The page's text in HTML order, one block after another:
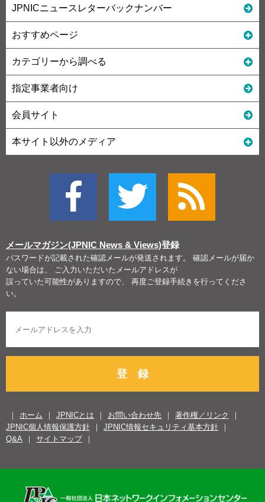
JPNICニュースレターバックナンバー
おすすめページ
カテゴリーから調べる
指定事業者向け
会員サイト
本サイト以外のメディア
メールマガジン(JPNIC News & Views)登録
パスワードが記載された確認メールが発送されます。 確認メールが届か
ない場合は、 ご入力いただいたメールアドレスが
誤っていた可能性がありますので、 再度ご登録手続きを行ってくださ
い。
登 録
ホーム JPNICとは お問い合わせ先
著作権／リンク
JPNIC個人情報保護方針
JPNIC情報セキュリティ基本方針
Q&A
サイトマップ